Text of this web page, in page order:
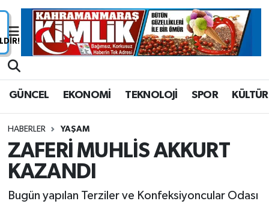
GÜNCEL EKONOMİ TEKNOLOJİ SPOR KÜLTÜR
HABERLER YAŞAM
ZAFERİ MUHLİS AKKURT
KAZANDI
Bugün yapılan Terziler ve Konfeksiyoncular Odası
Nöbetçi Eczaneler
Trafik Durumu
Süper Lig Puan Durumu ve Fikstür
Tüm Manşetler